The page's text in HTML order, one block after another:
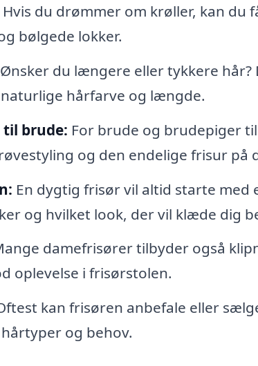
Hvis du drømmer om krøller, kan du
bølgede lokker.
Ønsker du længere eller tykkere hår?
hårfarve og længde.
brude: For brude og brudepiger
og den endelige frisur på
En dygtig frisør vil altid starte
og hvilket look, der vil klæde dig
damefrisører tilbyder også
oplevelse i frisørstolen.
kan frisøren anbefale eller
og behov.